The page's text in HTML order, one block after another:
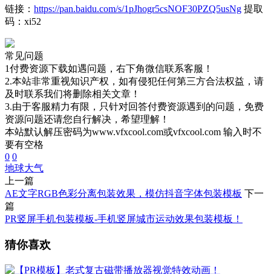
链接： https://pan.baidu.com/s/1pJhogr5csNOF30PZQ5usNg 提取
码：xi52
常见问题
1付费资源下载如遇问题，右下角微信联系客服！
2.本站非常重视知识产权，如有侵犯任何第三方合法权益，请
及时联系我们将删除相关文章！
3.由于客服精力有限，只针对回答付费资源遇到的问题，免费
资源问题还请您自行解决，希望理解！
本站默认解压密码为www.vfxcool.com或vfxcool.com 输入时不
要有空格
0 0
地球大气
上一篇
AE文字RGB色彩分离包装效果，模仿抖音字体包装模板 下一
篇
PR竖屏手机包装模板-手机竖屏城市运动效果包装模板！
猜你喜欢